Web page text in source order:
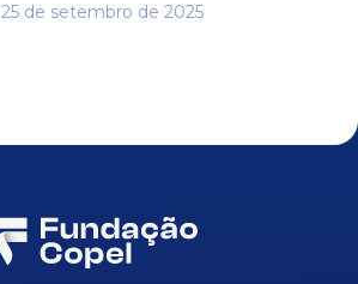
25 de setembro de 2025